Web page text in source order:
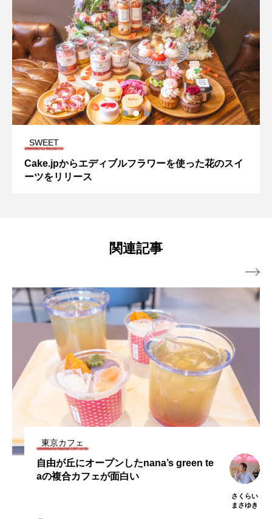
SWEET
Cake.jpからエディブルフラワーを使った花のスイ
ーツをリリース
関連記事
東京カフェ
銀座4丁目にある大人カフェ「炭火焙煎珈
琲 凛 本店」
さくらい
まさゆき
